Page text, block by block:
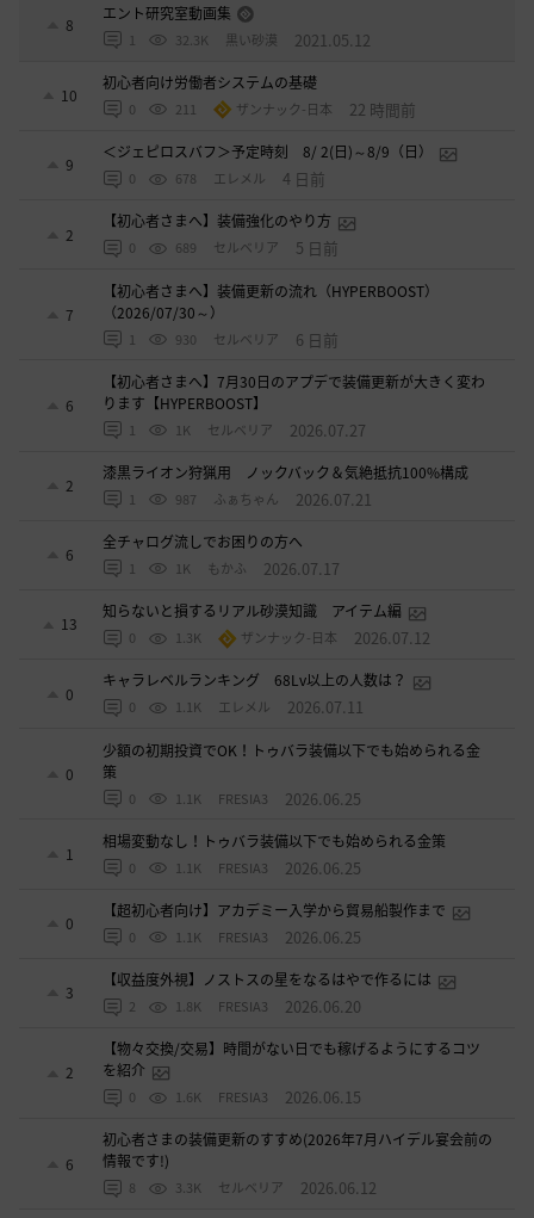
8
エント研究室動画集
1 32.3K 黒い砂漠 2021.05.12
10
初心者向け労働者システムの基礎
0 211 ザンナック-日本 22 時間前
9
＜ジェピロスバフ＞予定時刻 8/ 2(日)～8/9（日）
0 678 エレメル 4 日前
2
【初心者さまへ】装備強化のやり方
0 689 セルベリア 5 日前
7
【初心者さまへ】装備更新の流れ（HYPERBOOST）
（2026/07/30～）
1 930 セルベリア 6 日前
6
【初心者さまへ】7月30日のアプデで装備更新が大きく変わ
ります【HYPERBOOST】
1 1K セルベリア 2026.07.27
2
漆黒ライオン狩猟用 ノックバック＆気絶抵抗100%構成
1 987 ふぁちゃん 2026.07.21
6
全チャログ流しでお困りの方へ
1 1K もかふ 2026.07.17
13
知らないと損するリアル砂漠知識 アイテム編
0 1.3K ザンナック-日本 2026.07.12
0
キャラレベルランキング 68Lv以上の人数は？
0 1.1K エレメル 2026.07.11
0
少額の初期投資でOK！トゥバラ装備以下でも始められる金
策
0 1.1K FRESIA3 2026.06.25
1
相場変動なし！トゥバラ装備以下でも始められる金策
0 1.1K FRESIA3 2026.06.25
0
【超初心者向け】アカデミー入学から貿易船製作まで
0 1.1K FRESIA3 2026.06.25
3
【収益度外視】ノストスの星をなるはやで作るには
2 1.8K FRESIA3 2026.06.20
2
【物々交換/交易】時間がない日でも稼げるようにするコツ
を紹介
0 1.6K FRESIA3 2026.06.15
6
初心者さまの装備更新のすすめ(2026年7月ハイデル宴会前の
情報です!)
8 3.3K セルベリア 2026.06.12